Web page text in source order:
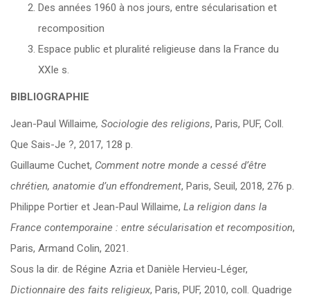
Des années 1960 à nos jours, entre sécularisation et
recomposition
Espace public et pluralité religieuse dans la France du
XXIe s.
BIBLIOGRAPHIE
Jean-Paul Willaime, Sociologie des religions, Paris, PUF, Coll.
Que Sais-Je ?, 2017, 128 p.
Guillaume Cuchet, Comment notre monde a cessé d’être
chrétien, anatomie d’un effondrement, Paris, Seuil, 2018, 276 p.
Philippe Portier et Jean-Paul Willaime, La religion dans la
France contemporaine : entre sécularisation et recomposition,
Paris, Armand Colin, 2021.
Sous la dir. de Régine Azria et Danièle Hervieu-Léger,
Dictionnaire des faits religieux, Paris, PUF, 2010, coll. Quadrige